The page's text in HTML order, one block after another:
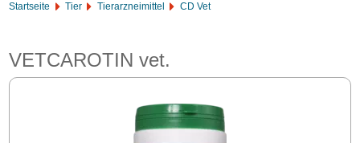
Startseite Tier Tierarzneimittel CD Vet
VETCAROTIN vet.